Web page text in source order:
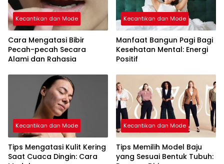
Kecantikan dan Mode
Cara Mengatasi Bibir
Pecah-pecah Secara
Alami dan Rahasia
Kecantikan dan Mode
Manfaat Bangun Pagi Bagi
Kesehatan Mental: Energi
Positif
Kecantikan dan Mode
Tips Mengatasi Kulit Kering
Saat Cuaca Dingin: Cara
Kecantikan dan Mode
Tips Memilih Model Baju
yang Sesuai Bentuk Tubuh: